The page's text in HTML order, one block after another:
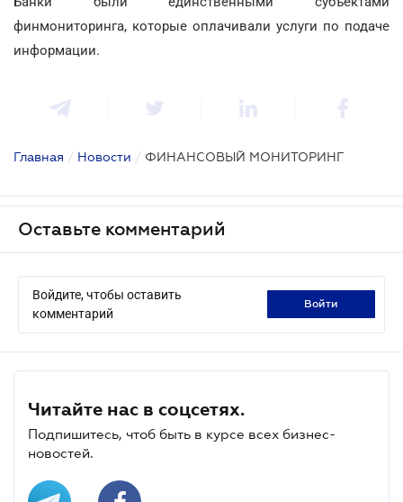
финмониторинга, которые оплачивали услуги по подаче
информации.
Главная / Новости / ФИНАНСОВЫЙ МОНИТОРИНГ
Оставьте комментарий
Войдите, чтобы оставить
комментарий
войти
Читайте нас в соцсетях.
Подпишитесь, чтоб быть в курсе всех бизнес-
новостей.